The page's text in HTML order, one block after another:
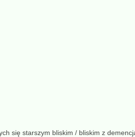
się starszym bliskim / bliskim z